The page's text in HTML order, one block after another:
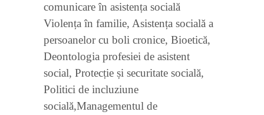
comunicare în asistența socială
Violența în familie, Asistența socială a
persoanelor cu boli cronice, Bioetică,
Deontologia profesiei de asistent
social, Protecție și securitate socială,
Politici de incluziune
socială,Managementul de